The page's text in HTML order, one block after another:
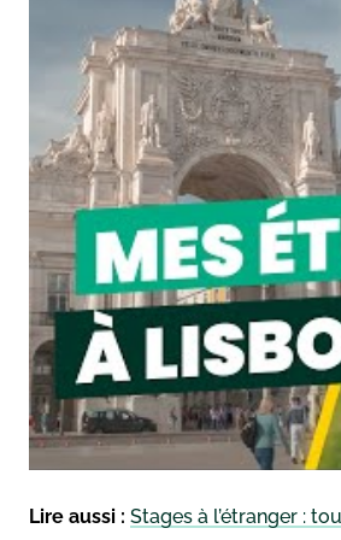
Lire aussi : Stages à l’étranger :